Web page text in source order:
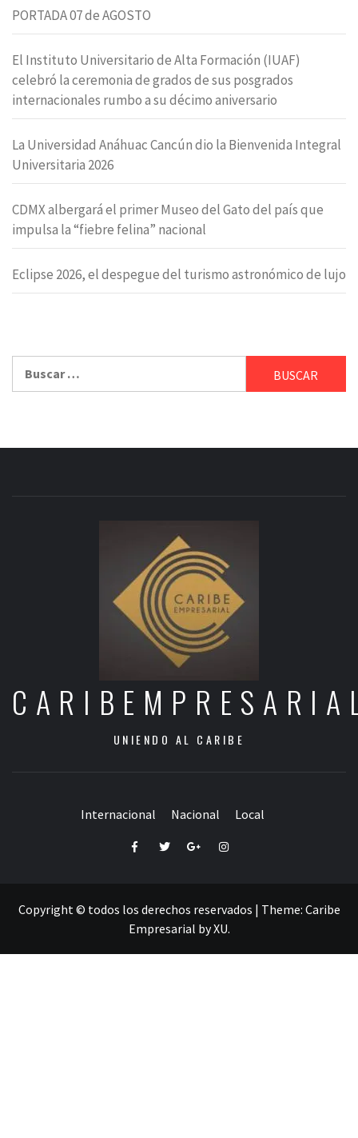
PORTADA 07 de AGOSTO
El Instituto Universitario de Alta Formación (IUAF)
celebró la ceremonia de grados de sus posgrados
internacionales rumbo a su décimo aniversario
La Universidad Anáhuac Cancún dio la Bienvenida Integral
Universitaria 2026
CDMX albergará el primer Museo del Gato del país que
impulsa la “fiebre felina” nacional
Eclipse 2026, el despegue del turismo astronómico de lujo
UNIENDO AL CARIBE
Internacional Nacional Local
FacebookTwitterGoogle+Instagram
Copyright © todos los derechos reservados | Theme: Caribe
Empresarial byXU.